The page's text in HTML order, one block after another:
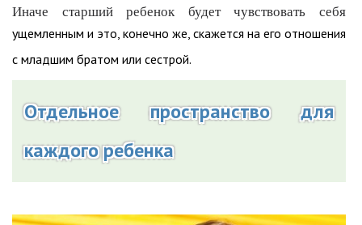
Иначе старший ребенок будет чувствовать себя
ущемленным и это, конечно же, скажется на его отношения
с младшим братом или сестрой.
Отдельное пространство для
каждого ребенка